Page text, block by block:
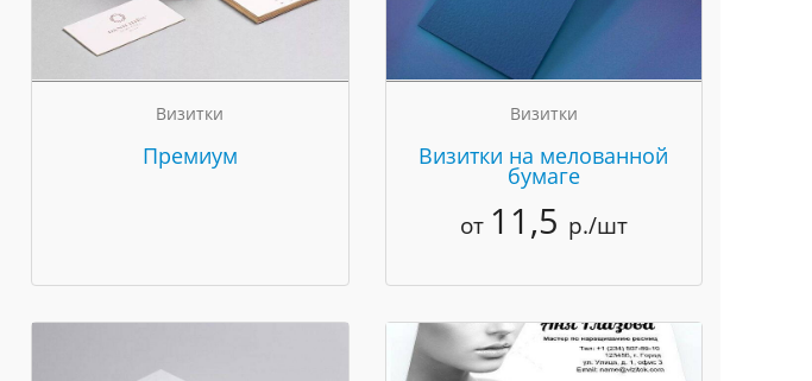
Визитки
Премиум
Визитки
Визитки на мелованной
бумаге
от 11,5 р./шт